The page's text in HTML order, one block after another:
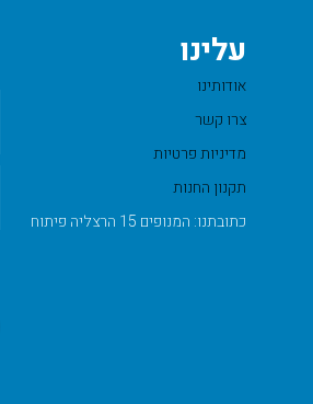
עלינו
אודותינו
צרו קשר
מדיניות פרטיות
תקנון החנות
כתובתנו: המנופים 15 הרצליה פיתוח